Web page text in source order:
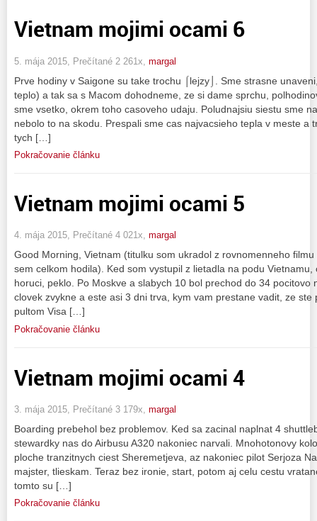
Vietnam mojimi ocami 6
5. mája 2015, Prečítané 2 261x, margal
Prve hodiny v Saigone su take trochu ⌠lejzy⌡. Sme strasne
teplo) a tak sa s Macom dohodneme, ze si dame sprchu,
sme vsetko, okrem toho casoveho udaju. Poludnajsiu siestu sme
nebolo to na skodu. Prespali sme cas najvacsieho tepla v meste a
tych […]
Pokračovanie článku
Vietnam mojimi ocami 5
4. mája 2015, Prečítané 4 021x, margal
Good Morning, Vietnam (titulku som ukradol z rovnomenneho
sem celkom hodila). Ked som vystupil z lietadla na podu
horuci, peklo. Po Moskve a slabych 10 bol prechod do 34 pocitovo
clovek zvykne a este asi 3 dni trva, kym vam prestane vadit, ze ste
pultom Visa […]
Pokračovanie článku
Vietnam mojimi ocami 4
3. mája 2015, Prečítané 3 179x, margal
Boarding prebehol bez problemov. Ked sa zacinal naplnat 4
stewardky nas do Airbusu A320 nakoniec narvali. Mnohotonovy
ploche tranzitnych ciest Sheremetjeva, az nakoniec pilot Serjoza
majster, tlieskam. Teraz bez ironie, start, potom aj celu cestu
tomto su […]
Pokračovanie článku